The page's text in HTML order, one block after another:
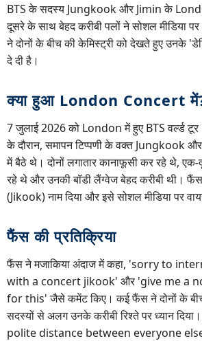
BTS के सदस्य Jungkook और Jimin के
दूसरे के साथ बेहद करीबी पलों ने सोशल मीडिया
ने दोनों के बीच की केमिस्ट्री को देखते हुए उनके
दे दी है।
क्या हुआ London Concert
7 जुलाई 2026 को London में हुए BTS वर्ल्ड
के दौरान, समापन टिप्पणी के वक्त Jungkook
में बैठे थे। दोनों लगातार कानाफूसी कर रहे थे,
रहे थे और उनकी बॉडी लैंग्वेज बेहद करीबी थी।
(Jikook) नाम दिया और इसे सोशल मीडिया पर
फैंस की प्रतिक्रिया
फैंस ने मजाकिया अंदाज में कहा, 'sorry to
with a concert jikook' और 'give me a
for this' जैसे कमेंट किए। कई फैंस ने दोनों के बीच
सदस्यों से अलग उनके करीबी रिश्ते पर ध्यान
polite distance between everyone